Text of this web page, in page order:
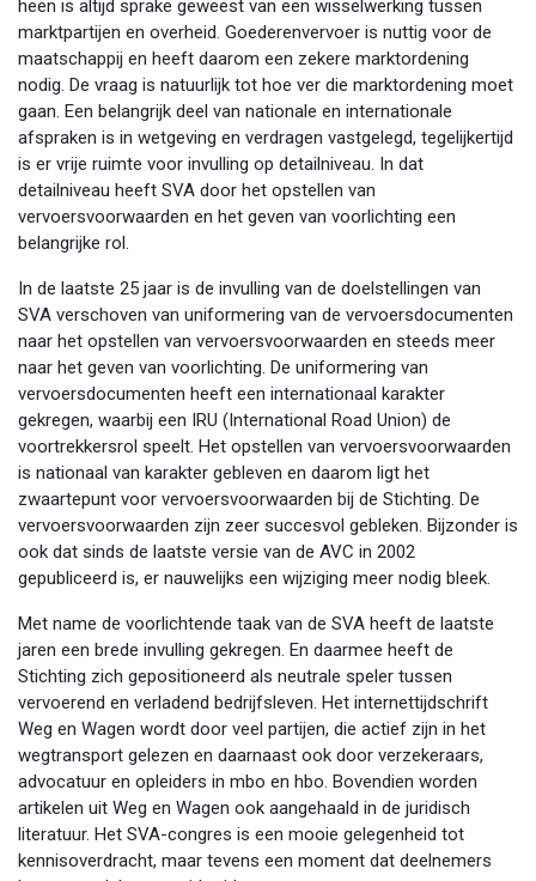
heen is altijd sprake geweest van een wisselwerking tussen
marktpartijen en overheid. Goederenvervoer is nuttig voor de
maatschappij en heeft daarom een zekere marktordening
nodig. De vraag is natuurlijk tot hoe ver die marktordening moet
gaan. Een belangrijk deel van nationale en internationale
afspraken is in wetgeving en verdragen vastgelegd, tegelijkertijd
is er vrije ruimte voor invulling op detailniveau. In dat
detailniveau heeft SVA door het opstellen van
vervoersvoorwaarden en het geven van voorlichting een
belangrijke rol.
In de laatste 25 jaar is de invulling van de doelstellingen van
SVA verschoven van uniformering van de vervoersdocumenten
naar het opstellen van vervoersvoorwaarden en steeds meer
naar het geven van voorlichting. De uniformering van
vervoersdocumenten heeft een internationaal karakter
gekregen, waarbij een IRU (International Road Union) de
voortrekkersrol speelt. Het opstellen van vervoersvoorwaarden
is nationaal van karakter gebleven en daarom ligt het
zwaartepunt voor vervoersvoorwaarden bij de Stichting. De
vervoersvoorwaarden zijn zeer succesvol gebleken. Bijzonder is
ook dat sinds de laatste versie van de AVC in 2002
gepubliceerd is, er nauwelijks een wijziging meer nodig bleek.
Met name de voorlichtende taak van de SVA heeft de laatste
jaren een brede invulling gekregen. En daarmee heeft de
Stichting zich gepositioneerd als neutrale speler tussen
vervoerend en verladend bedrijfsleven. Het internettijdschrift
Weg en Wagen wordt door veel partijen, die actief zijn in het
wegtransport gelezen en daarnaast ook door verzekeraars,
advocatuur en opleiders in mbo en hbo. Bovendien worden
artikelen uit Weg en Wagen ook aangehaald in de juridisch
literatuur. Het SVA-congres is een mooie gelegenheid tot
kennisoverdracht, maar tevens een moment dat deelnemers